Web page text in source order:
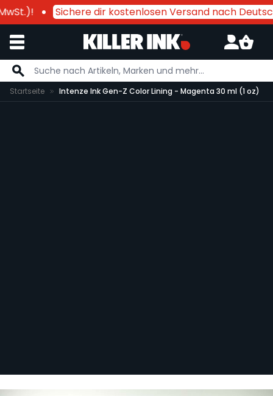
Sichere dir kostenlosen Versand nach
Zum Inhalt springen
Startseite Intenze Ink Gen-Z Color Lining - Magenta 30 ml (1 oz)